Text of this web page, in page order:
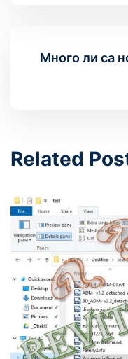
Много ли са
Related